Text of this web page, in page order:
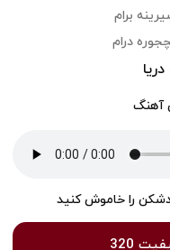
برام
درام
آهنگ
را خاموش کنید
320